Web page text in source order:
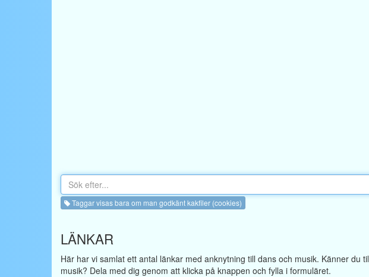
Taggar visas bara om man godkänt kakfiler (cookies)
LÄNKAR
Här har vi samlat ett antal länkar med anknytning till dans och musik. Känner du
musik? Dela med dig genom att klicka på knappen och fylla i formuläret.